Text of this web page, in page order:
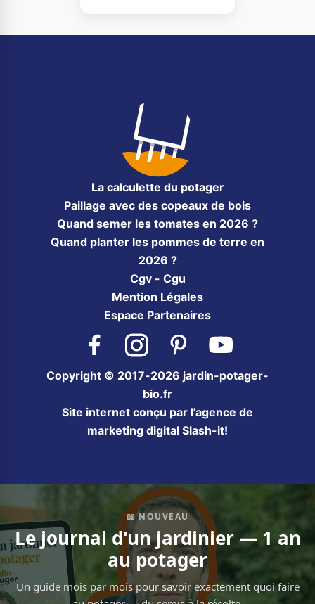
La calculette du potager
Paillage avec des copeaux de bois
Quand semer les tomates en 2026 ?
Quand planter les pommes de terre en
2026 ?
Cgv - Cgu
Mention Légales
Espace Partenaires
Facebook InstagramPinterest YouTube
Copyright © 2017-2026 jardin-potager-
bio.fr
Site internet conçu par l'agence de
marketing digital Slash-it!
📖 NOUVEAU
Le journal d'un jardinier — 1 an
au potager
Un guide mois par mois pour savoir exactement quoi faire